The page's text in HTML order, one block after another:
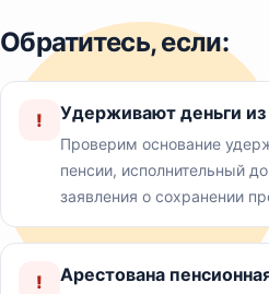
Обратитесь, если:
! Удерживают деньги из
Проверим основание
пенсии, исполнительный
заявления о сохранении
! Арестована